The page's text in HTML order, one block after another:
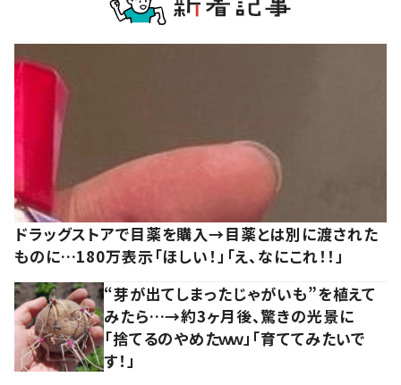
ドラッグストアで目薬を購入→目薬とは別に渡された
ものに…180万表示「ほしい！」「え、なにこれ！！」
“芽が出てしまったじゃがいも”を植えて
みたら…→約3ヶ月後、驚きの光景に
「捨てるのやめたｗｗ」「育ててみたいで
す！」